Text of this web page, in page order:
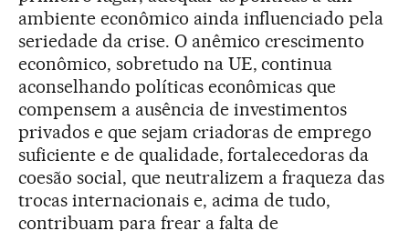
ambiente econômico ainda influenciado pela
seriedade da crise. O anêmico crescimento
econômico, sobretudo na UE, continua
aconselhando políticas econômicas que
compensem a ausência de investimentos
privados e que sejam criadoras de emprego
suficiente e de qualidade, fortalecedoras da
coesão social, que neutralizem a fraqueza das
trocas internacionais e, acima de tudo,
contribuam para frear a falta de